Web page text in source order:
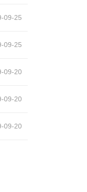
09-25
09-25
09-20
09-20
09-20